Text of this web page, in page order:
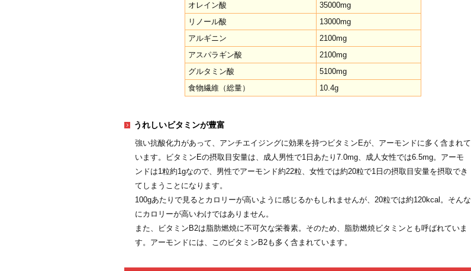
オレイン酸
35000mg
リノール酸
13000mg
アルギニン
2100mg
アスパラギン酸
2100mg
グルタミン酸
5100mg
食物繊維（総量）
10.4g
うれしいビタミンが豊富
強い抗酸化力があって、アンチエイジングに効果を持つビタミンEが、アーモンドに多く含まれて
います。ビタミンEの摂取目安量は、成人男性で1日あたり7.0mg、成人女性では6.5mg。アーモ
ンドは1粒約1gなので、男性でアーモンド約22粒、女性では約20粒で1日の摂取目安量を摂取でき
てしまうことになります。
100gあたりで見るとカロリーが高いように感じるかもしれませんが、20粒では約120kcal。そんな
にカロリーが高いわけではありません。
また、ビタミンB2は脂肪燃焼に不可欠な栄養素。そのため、脂肪燃焼ビタミンとも呼ばれていま
す。アーモンドには、このビタミンB2も多く含まれています。